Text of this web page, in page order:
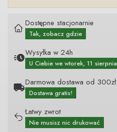
Dostępne stacjonarnie
Tak, zobacz gdzie
Wysyłka w 24h
U Ciebie we wtorek, 11 sierpnia
Darmowa dostawa od 300zł
Dostawa gratis!
Łatwy zwrot
Nie musisz nic drukować